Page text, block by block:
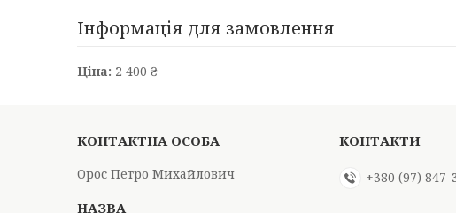
Інформація для замовлення
Ціна: 2 400 ₴
Орос Петро Михайлович +380 (97) 847-